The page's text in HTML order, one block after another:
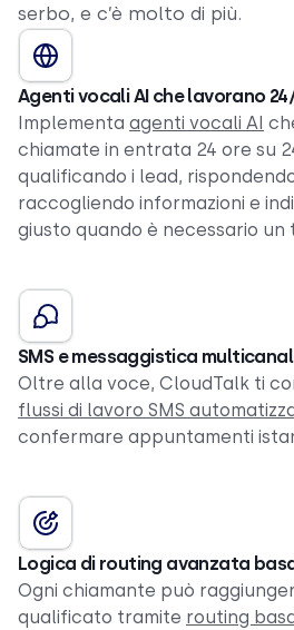
serbo, e c’è molto di più.
Agenti vocali AI che lavorano
Implementa agenti vocali AI
chiamate in entrata 24 ore su
qualificando i lead,
raccogliendo informazioni e
giusto quando è necessario un
SMS e messaggistica
Oltre alla voce, CloudTalk ti
flussi di lavoro SMS
confermare appuntamenti
Logica di routing avanzata
Ogni chiamante può
qualificato tramite routing